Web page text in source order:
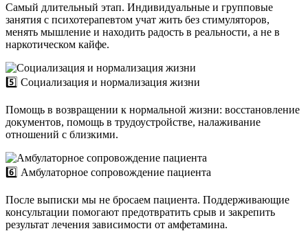
Самый длительный этап. Индивидуальные и групповые
занятия с психотерапевтом учат жить без стимуляторов,
менять мышление и находить радость в реальности, а не в
наркотическом кайфе.
5️⃣ Социализация и нормализация жизни
Помощь в возвращении к нормальной жизни: восстановление
документов, помощь в трудоустройстве, налаживание
отношений с близкими.
6️⃣ Амбулаторное сопровождение пациента
После выписки мы не бросаем пациента. Поддерживающие
консультации помогают предотвратить срыв и закрепить
результат лечения зависимости от амфетамина.